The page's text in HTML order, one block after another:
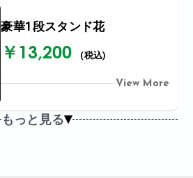
豪華1段スタンド花
￥13,200 (税込)
View More
もっと見る